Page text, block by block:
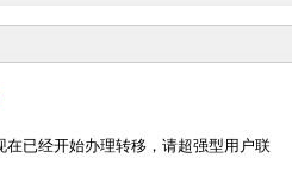
在已经开始办理转移，请超强型用户联